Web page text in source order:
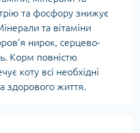
та фосфору знижує
та вітаміни
нирок, серцево-
Корм повністю
коту всі необхідні
здорового життя.